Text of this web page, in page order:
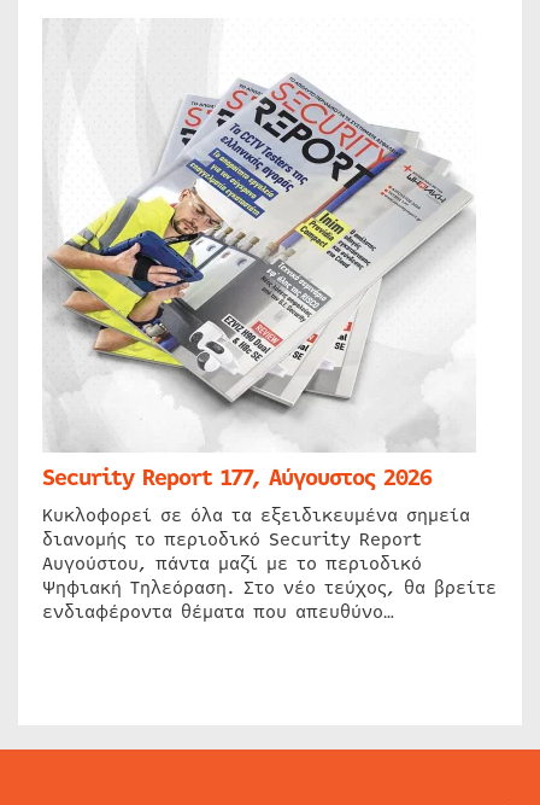
Security Report 177, Αύγουστος 2026
Κυκλοφορεί σε όλα τα εξειδικευμένα σημεία
διανομής το περιοδικό Security Report
Αυγούστου, πάντα μαζί με το περιοδικό
Ψηφιακή Τηλεόραση. Στο νέο τεύχος, θα βρείτε
ενδιαφέροντα θέματα που απευθύνο…